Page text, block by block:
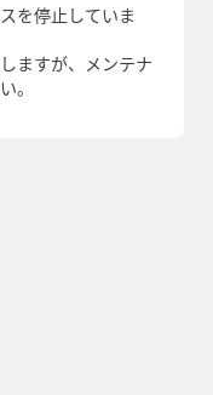
を停止していま
ますが、メンテナ
。